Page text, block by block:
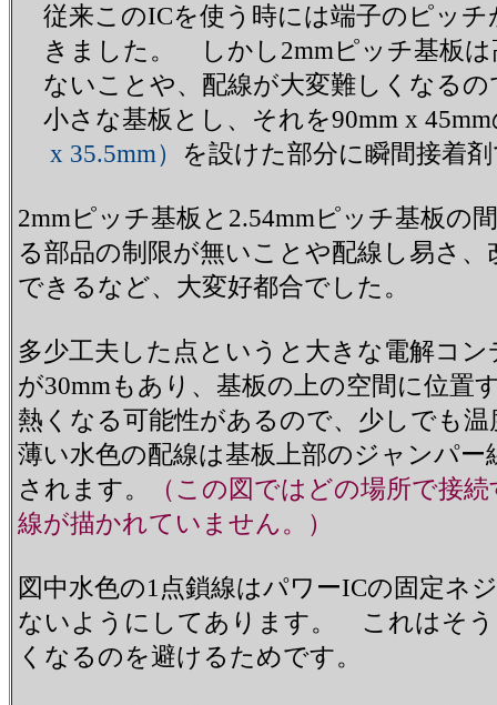
従来このICを使う時には端子のピッチ
きました。 しかし2mmピッチ基板は
ないことや、配線が大変難しくなるの
小さな基板とし、それを90mm x
x 35.5mm） を設けた部分に瞬間接着
2mmピッチ基板と2.54mmピッチ基板
る部品の制限が無いことや配線し易さ
できるなど、大変好都合でした。
多少工夫した点というと大きな電解コ
が30mmもあり、基板の上の空間に位
熱くなる可能性があるので、少しでも
薄い水色の配線は基板上部のジャンパ
されます。
（この図ではどの場所で接
線が描かれていません。）
図中水色の1点鎖線はパワーICの固定ネ
ないようにしてあります。 これはそ
くなるのを避けるためです。